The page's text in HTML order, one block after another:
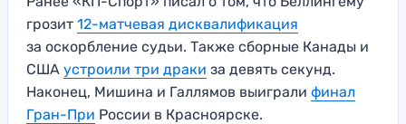
грозит 12-матчевая дисквалификация
за оскорбление судьи. Также сборные Канады и
США устроили три драки за девять секунд.
Наконец, Мишина и Галлямов выиграли финал
Гран-При России в Красноярске.